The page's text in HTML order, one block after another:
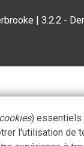
|3.2.2 -
cookies) essentiels
l'utilisation de